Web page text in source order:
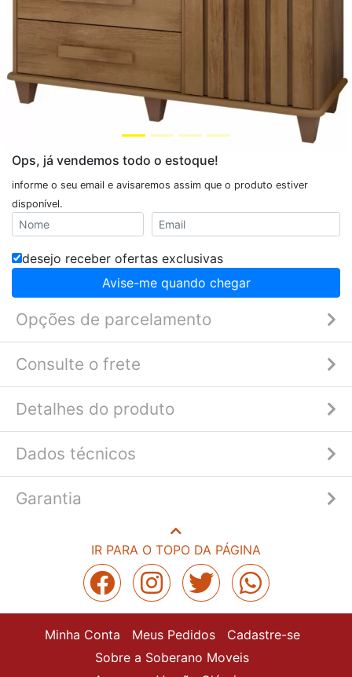
Ops, já vendemos todo o estoque!
informe o seu email e avisaremos assim que o produto estiver
disponível.
desejo receber ofertas exclusivas
Avise-me quando chegar
Opções de parcelamento
Consulte o frete
Detalhes do produto
Dados técnicos
Garantia
IR PARA O TOPO DA PÁGINA
Minha Conta Meus Pedidos
Cadastre-se
Sobre a Soberano Moveis